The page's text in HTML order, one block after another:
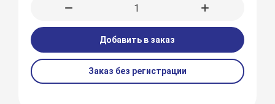
Добавить в заказ
Заказ без регистрации